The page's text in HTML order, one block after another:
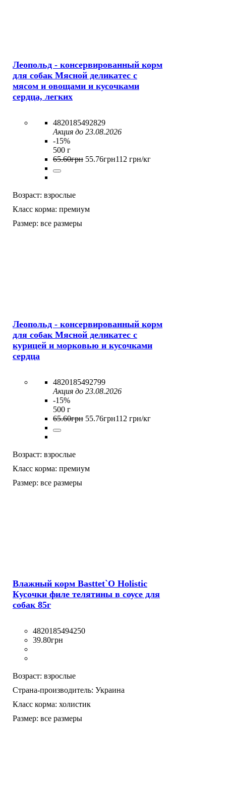
Леопольд - консервированный корм
для собак Мясной деликатес с
мясом и овощами и кусочками
сердца, легких
4820185492829
Акция до 23.08.2026
-15%
500 г
65.60грн 55.76грн112 грн/кг
Возраст: взрослые
Класс корма: премиум
Размер: все размеры
Леопольд - консервированный корм
для собак Мясной деликатес с
курицей и морковью и кусочками
сердца
4820185492799
Акция до 23.08.2026
-15%
500 г
65.60грн 55.76грн112 грн/кг
Возраст: взрослые
Класс корма: премиум
Размер: все размеры
Влажный корм Basttet`O Holistic
Кусочки филе телятины в соусе для
собак 85г
4820185494250
39.80грн
Возраст: взрослые
Страна-производитель: Украина
Класс корма: холистик
Размер: все размеры